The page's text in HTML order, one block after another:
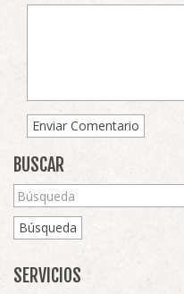
BUSCAR
Búsqueda
SERVICIOS